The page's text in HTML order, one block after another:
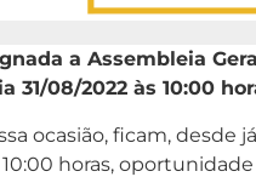
a Assembleia
31/08/2022 às 10:00
ocasião, ficam, desde
horas,